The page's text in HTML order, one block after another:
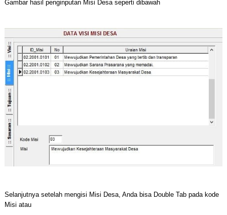
Gambar hasil penginputan Misi Desa seperti dibawah
Selanjutnya setelah mengisi Misi Desa, Anda bisa Double Tab pada kode
Misi atau